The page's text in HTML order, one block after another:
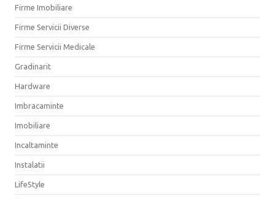
Firme Imobiliare
Firme Servicii Diverse
Firme Servicii Medicale
Gradinarit
Hardware
Imbracaminte
Imobiliare
Incaltaminte
Instalatii
LifeStyle